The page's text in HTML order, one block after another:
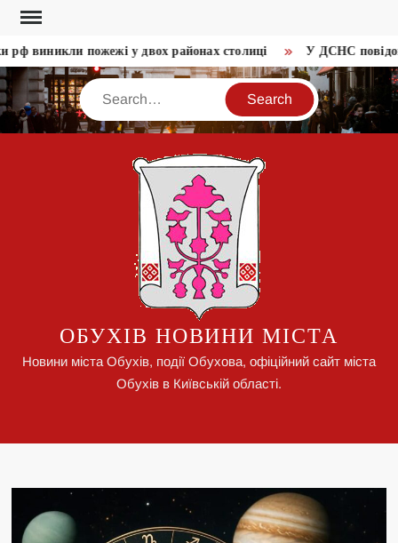
Skip
contentвиникли пожежі у двох районах столиці У ДСНС
Search
ОБУХІВ НОВИНИ МІСТА
Новини міста Обухів, події Обухова, офіційний сайт міста
Обухів в Київській області.